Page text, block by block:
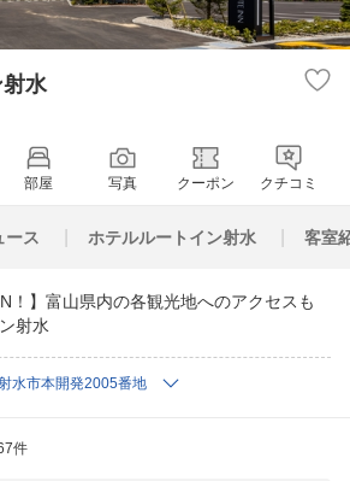
水
部屋 写真 クーポン クチコミ
ース ホテルルートイン射水 客室
！】富山県内の各観光地へのアクセスも
射水
水市本開発2005番地
件